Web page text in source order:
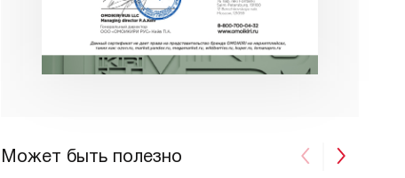
Может быть полезно